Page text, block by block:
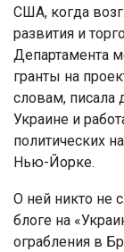
США, когда
развития и
Департамента
гранты на
словам, писала
Украине и
политических
Нью-Йорке.
О ней никто не
блоге на
ограбления в